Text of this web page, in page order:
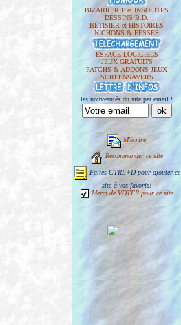
BIZARRERIE et INSOLITES
DESSINS B.D.
BÉTISIER et HISTOIRES
NICHONS & FESSES
ESPACE LOGICIELS
JEUX GRATUITS
PATCHS & ADDONS JEUX
SCREENSAVERS
les nouveautés du site par email !
M'écrire
Recommander ce site
Faites CTRL+D pour ajouter ce
site à vos favoris!
Merci de VOTER pour ce site